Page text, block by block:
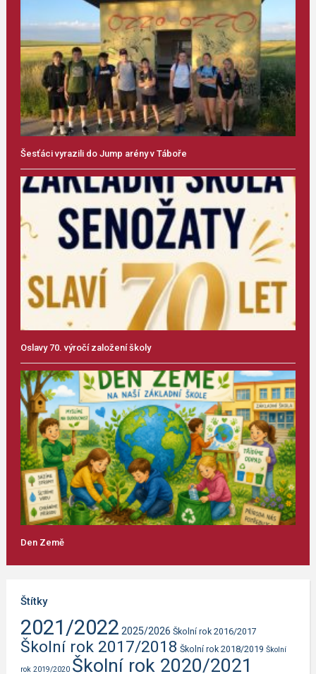
Šesťáci vyrazili do Jump arény v Táboře
Oslavy 70. výročí založení školy
Den Země
Štítky
2021/2022 2025/2026 Školní rok 2016/2017
Školní rok 2017/2018 Školní rok 2018/2019 Školní
rok 2019/2020 Školní rok 2020/2021